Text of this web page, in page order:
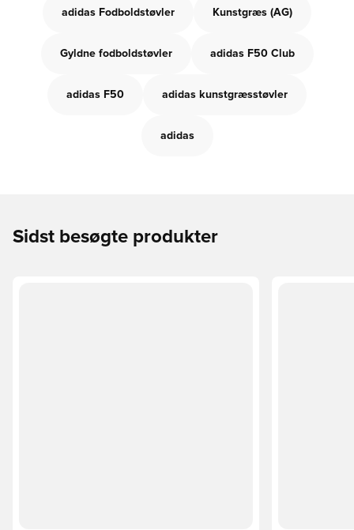
adidas Fodboldstøvler Kunstgræs (AG)
Gyldne fodboldstøvler adidas F50 Club
adidas F50 adidas kunstgræsstøvler
adidas
Sidst besøgte produkter